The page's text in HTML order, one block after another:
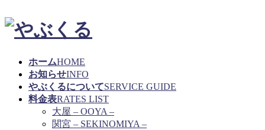
ホームHOME
お知らせINFO
やぶくるについてSERVICE GUIDE
料金表RATES LIST
大屋 – OOYA –
関宮 – SEKINOMIYA –